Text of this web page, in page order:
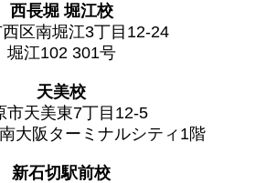
西長堀 堀江校
区南堀江3丁目12-24
堀江102 301号
天美校
市天美東7丁目12-5
大阪ターミナルシティ1階
新石切駅前校